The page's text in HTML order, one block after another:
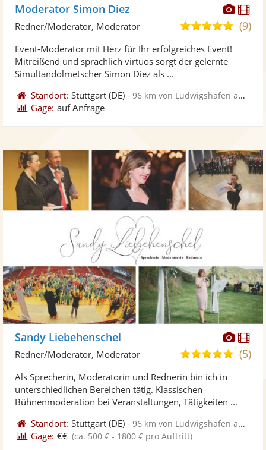
Moderator Simon Diez
4,9(9)
Redner/Moderator, Moderator
Event-Moderator mit Herz für Ihr erfolgreiches Event!
Mitreißend und sprachlich virtuos sorgt der gelernte
Simultandolmetscher Simon Diez als ...
Standort: Stuttgart (DE) -96 km von Ludwigshafen am Rhein
Gage: auf Anfrage
Sandy Liebehenschel
5,0(5)
Redner/Moderator, Moderator
Als Sprecherin, Moderatorin und Rednerin bin ich in
unterschiedlichen Bereichen tätig. Klassischen
Bühnenmoderation bei Veranstaltungen, Tätigkeiten ...
Standort: Stuttgart (DE) -96 km von Ludwigshafen am Rhein
Gage: €€ (ca. 500 € - 1800 € pro Auftritt)